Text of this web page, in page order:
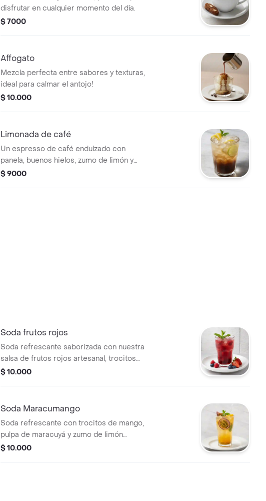
disfrutar en cualquier momento del día.
$ 7000
Affogato
Mezcla perfecta entre sabores y texturas,
ideal para calmar el antojo!
$ 10.000
Limonada de café
Un espresso de café endulzado con
panela, buenos hielos, zumo de limón y
mucha sabrosura. Perfecto para calmar la
$ 9000
Soda frutos rojos
Soda refrescante saborizada con nuestra
salsa de frutos rojos artesanal, trocitos
de fresa y zumo de limón natural
$ 10.000
Soda Maracumango
Soda refrescante con trocitos de mango,
pulpa de maracuyá y zumo de limón
natural
$ 10.000